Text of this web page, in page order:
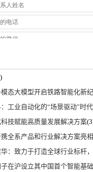
态大模型开启铁路智能化新
工业自动化的“场景驱动”时
技赋能高质量发展解决方案
全系产品和行业解决方案亮
行业标杆，为国家的经济高质量发展贡献更大力量|上海
在沪设立其中国首个智能基础